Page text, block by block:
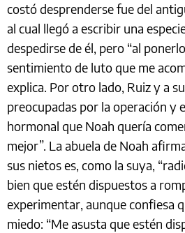
costó desprenderse fue del
al cual llegó a escribir una
despedirse de él, pero “al
sentimiento de luto que me
explica. Por otro lado, Ruiz y a
preocupadas por la operación y
hormonal que Noah quería
mejor”. La abuela de Noah
sus nietos es, como la suya,
bien que estén dispuestos a
experimentar, aunque confiesa
miedo: “Me asusta que estén